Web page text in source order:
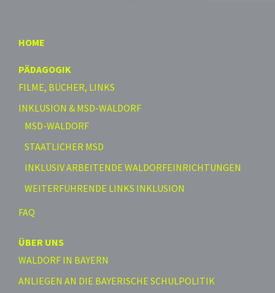
HOME
PÄDAGOGIK
FILME, BÜCHER, LINKS
INKLUSION & MSD-WALDORF
MSD-WALDORF
STAATLICHER MSD
INKLUSIV ARBEITENDE WALDORFEINRICHTUNGEN
WEITERFÜHRENDE LINKS INKLUSION
FAQ
ÜBER UNS
WALDORF IN BAYERN
ANLIEGEN AN DIE BAYERISCHE SCHULPOLITIK